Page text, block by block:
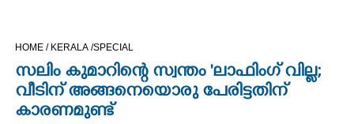
CINEMA
OPINION
HOME / KERALA /SPECIAL
സലിം കുമാറിന്റെ സ്വന്തം 'ലാഫിംഗ് വില്ല;
വീടിന് അങ്ങനെയൊരു പേരിട്ടതിന്
കാരണമുണ്ട്